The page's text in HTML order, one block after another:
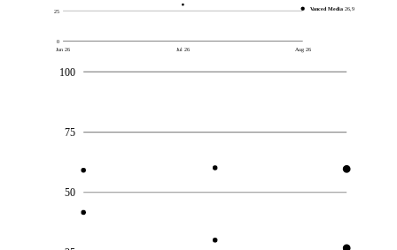
0
25
Jun 26 Jul 26 Aug 26
Vanced Media 26,9
50
75
100